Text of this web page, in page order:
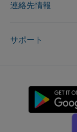
連絡先情報
サポート